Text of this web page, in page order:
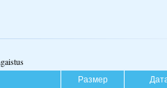
Размер